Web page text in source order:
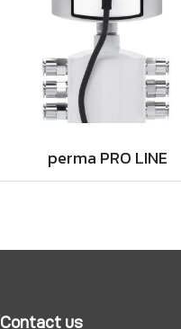
perma PRO LINE
Contact us